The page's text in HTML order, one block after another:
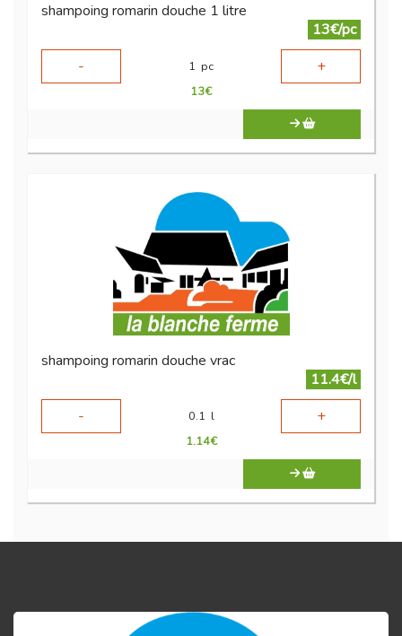
shampoing romarin douche 1 litre
13€/pc
-
1 pc +
13€
shampoing romarin douche vrac
11.4€/l
-
0.1 l +
1.14€